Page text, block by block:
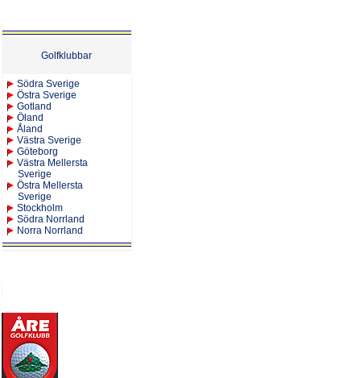
Golfklubbar
Södra Sverige
Östra Sverige
Gotland
Öland
Åland
Västra Sverige
Göteborg
Västra Mellersta
Sverige
Östra Mellersta
Sverige
Stockholm
Södra Norrland
Norra Norrland